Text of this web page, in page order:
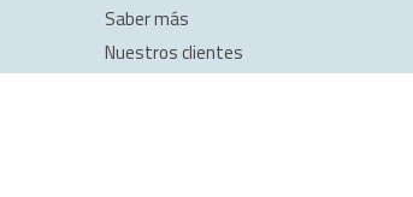
Saber más
Nuestros clientes